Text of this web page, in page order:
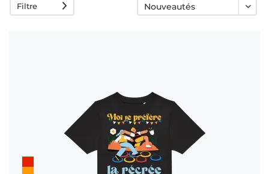
Échange
rétractation
Filtre